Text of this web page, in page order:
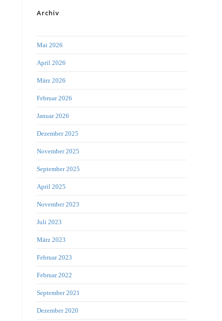
Archiv
Mai 2026
April 2026
März 2026
Februar 2026
Januar 2026
Dezember 2025
November 2025
September 2025
April 2025
November 2023
Juli 2023
März 2023
Februar 2023
Februar 2022
September 2021
Dezember 2020